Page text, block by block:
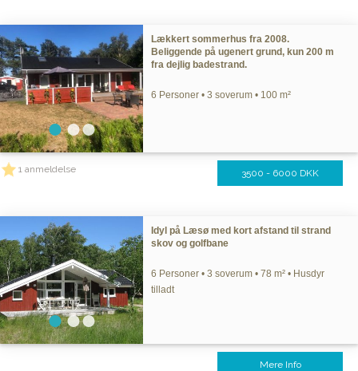
Lækkert sommerhus fra 2008.
Beliggende på ugenert grund, kun 200 m
fra dejlig badestrand.
6 Personer • 3 soverum • 100 m²
1 anmeldelse 3500 - 6000 DKK
Idyl på Læsø med kort afstand til strand
skov og golfbane
6 Personer • 3 soverum • 78 m² • Husdyr
tilladt
Mere Info